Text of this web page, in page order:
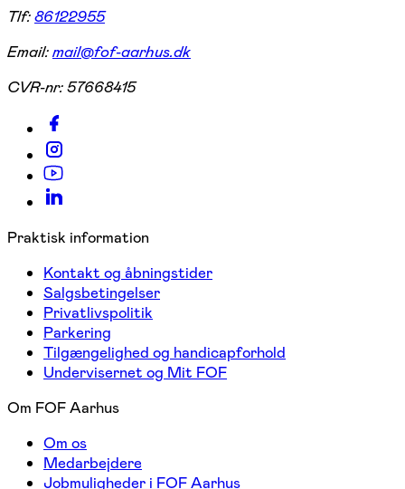
Tlf:86122955
Email:mail@fof-aarhus.dk
CVR-nr:57668415
Praktisk information
Kontakt og åbningstider
Salgsbetingelser
Privatlivspolitik
Parkering
Tilgængelighed og handicapforhold
Undervisernet og Mit FOF
Om FOF Aarhus
Om os
Medarbejdere
Jobmuligheder i FOF Aarhus